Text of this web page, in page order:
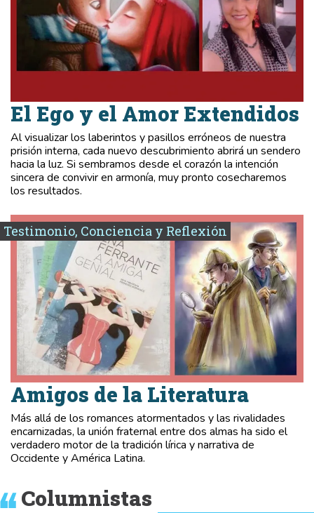
El Ego y el Amor Extendidos
Al visualizar los laberintos y pasillos erróneos de nuestra
prisión interna, cada nuevo descubrimiento abrirá un sendero
hacia la luz. Si sembramos desde el corazón la intención
sincera de convivir en armonía, muy pronto cosecharemos
los resultados.
Testimonio, Conciencia y Reflexión
Amigos de la Literatura
Más allá de los romances atormentados y las rivalidades
encarnizadas, la unión fraternal entre dos almas ha sido el
verdadero motor de la tradición lírica y narrativa de
Occidente y América Latina.
Columnistas